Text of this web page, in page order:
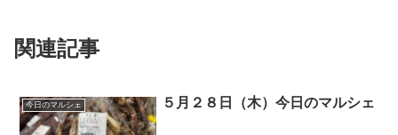
関連記事
今日のマルシェ ５月２８日（木）今日のマルシェ